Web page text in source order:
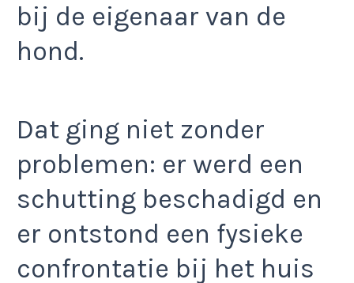
bij de eigenaar van de
hond.
Dat ging niet zonder
problemen: er werd een
schutting beschadigd en
er ontstond een fysieke
confrontatie bij het huis